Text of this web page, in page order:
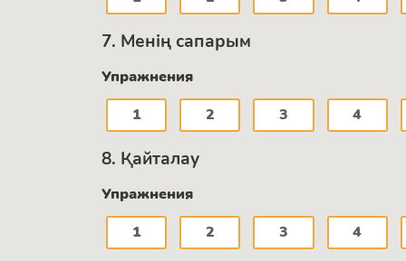
7. Менің сапарым
Упражнения
1
2 3 4
8. Қайталау
Упражнения
1
2 3 4